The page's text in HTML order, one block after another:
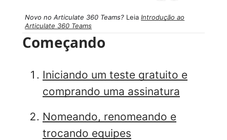
Novo no Articulate 360 Teams? LeiaIntrodução ao
Articulate 360 Teams
Começando
Iniciando um teste gratuito e
comprando uma assinatura
Nomeando, renomeando e
trocando equipes